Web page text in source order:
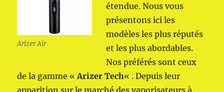
Arizer Air
étendue. Nous vous
présentons ici les
modèles les plus réputés
et les plus abordables.
Nos préférés sont ceux
de la gamme «Arizer Tech« . Depuis leur
apparition sur le marché des vaporisateurs à